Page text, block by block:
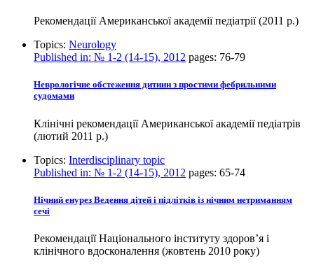
Рекомендації Американської академії педіатрії (2011 р.)
Topics: Neurology
Published in: № 1-2 (14-15), 2012 pages: 76-79
Неврологічне обстеження дитини з простими фебрильними
судомами
Клінічні рекомендації Американської академії педіатрів
(лютий 2011 р.)
Topics: Interdisciplinary topic
Published in: № 1-2 (14-15), 2012 pages: 65-74
Нічний енурез Ведення дітей і підлітків із нічним нетриманням
сечі
Рекомендації Національного інституту здоров’я і
клінічного вдосконалення (жовтень 2010 року)